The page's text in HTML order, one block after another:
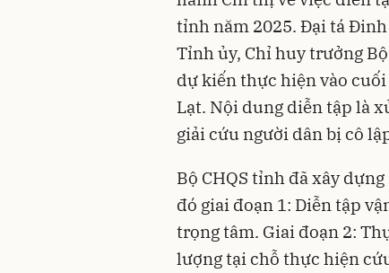
tỉnh năm 2025. Đại tá
Tỉnh ủy, Chỉ huy trưởng
dự kiến thực hiện vào
Lạt. Nội dung diễn tập là
giải cứu người dân bị cô
Bộ CHQS tỉnh đã xây
đó giai đoạn 1: Diễn tập
trọng tâm. Giai đoạn 2:
lượng tại chỗ thực hiện